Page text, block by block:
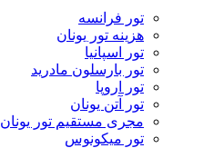
تور فرانسه
هزینه تور یونان
تور اسپانیا
تور بارسلون مادرید
تور اروپا
تور آتن یونان
مجری مستقیم تور یونان
تور میکونوس